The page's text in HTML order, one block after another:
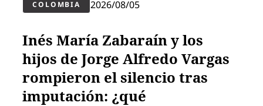
COLOMBIA 2026/08/05
Inés María Zabaraín y los
hijos de Jorge Alfredo Vargas
rompieron el silencio tras
imputación: ¿qué